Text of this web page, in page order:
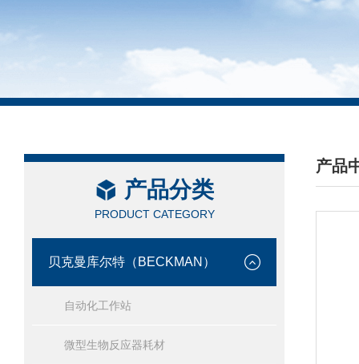
产品分类
PRODUCT CATEGORY
贝克曼库尔特（BECKMAN）
自动化工作站
微型生物反应器耗材
产品
/